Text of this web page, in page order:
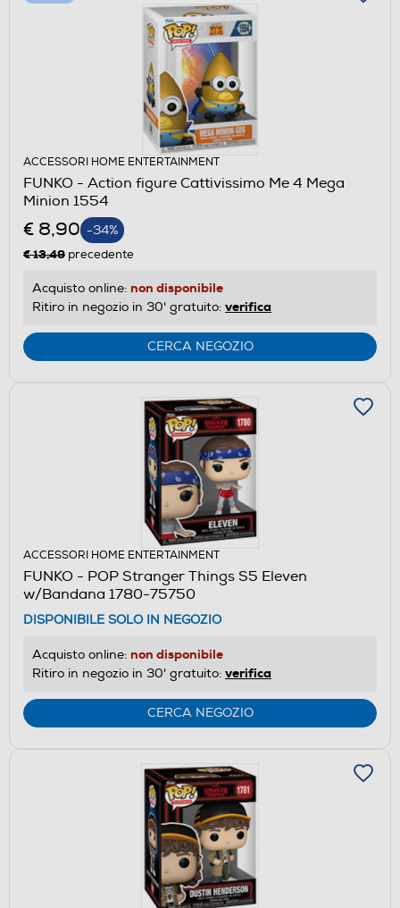
ACCESSORI HOME ENTERTAINMENT
FUNKO - Action figure Cattivissimo Me 4 Mega
Minion 1554
€ 8,90 -34%
€ 13,49 precedente
Acquisto online: non disponibile
Ritiro in negozio in 30' gratuito: verifica
CERCA NEGOZIO
ACCESSORI HOME ENTERTAINMENT
FUNKO - POP Stranger Things S5 Eleven
w/Bandana 1780-75750
DISPONIBILE SOLO IN NEGOZIO
Acquisto online: non disponibile
Ritiro in negozio in 30' gratuito: verifica
CERCA NEGOZIO